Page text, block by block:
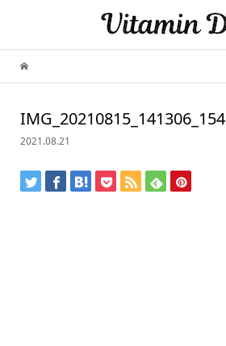
IMG_20210815_141306_154
2021.08.21